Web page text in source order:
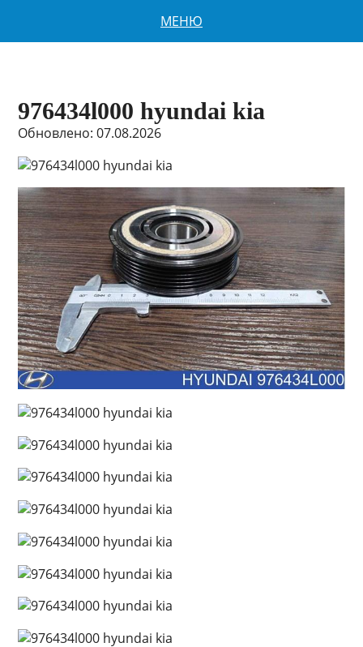
МЕНЮ
976434l000 hyundai kia
Обновлено: 07.08.2026